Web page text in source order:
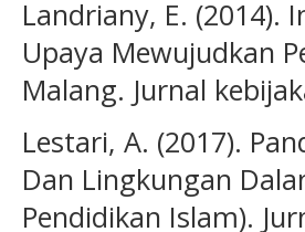
Landriany, E. (2014).
Upaya Mewujudkan
Malang. Jurnal
Lestari, A. (2017).
Dan Lingkungan
Pendidikan Islam).